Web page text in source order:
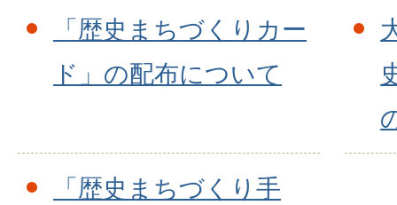
「歴史まちづくりカー
ド」の配布について
「歴史まちづくり手